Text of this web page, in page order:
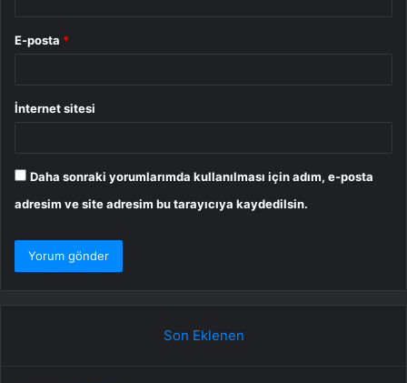
E-posta *
İnternet sitesi
Daha sonraki yorumlarımda kullanılması için adım, e-posta
adresim ve site adresim bu tarayıcıya kaydedilsin.
Son Eklenen